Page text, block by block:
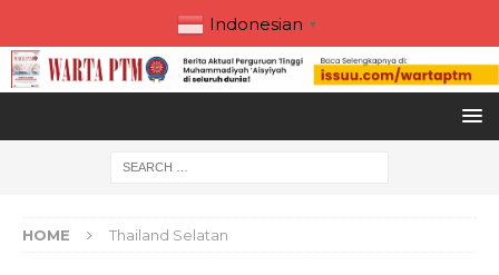
Indonesian ▼
HOME Thailand Selatan